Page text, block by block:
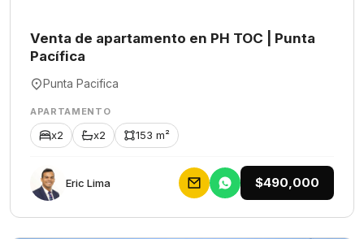
Venta de apartamento en PH TOC | Punta
Pacífica
Punta Pacifica
APARTAMENTO
x2 x2 153 m²
Eric Lima $490,000